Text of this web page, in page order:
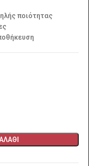
ποιότητας